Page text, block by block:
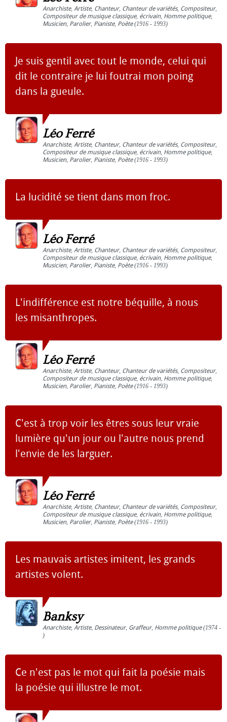
Anarchiste, Artiste, Chanteur, Chanteur de variétés, Compositeur,
Compositeur de musique classique, écrivain, Homme politique,
Musicien, Parolier, Pianiste, Poète(1916 - 1993)
Je suis gentil avec tout le monde, celui qui
dit le contraire je lui foutrai mon poing
dans la gueule.
Léo Ferré
Anarchiste, Artiste, Chanteur, Chanteur de variétés, Compositeur,
Compositeur de musique classique, écrivain, Homme politique,
Musicien, Parolier, Pianiste, Poète(1916 - 1993)
La lucidité se tient dans mon froc.
Léo Ferré
Anarchiste, Artiste, Chanteur, Chanteur de variétés, Compositeur,
Compositeur de musique classique, écrivain, Homme politique,
Musicien, Parolier, Pianiste, Poète(1916 - 1993)
L'indifférence est notre béquille, à nous
les misanthropes.
Léo Ferré
Anarchiste, Artiste, Chanteur, Chanteur de variétés, Compositeur,
Compositeur de musique classique, écrivain, Homme politique,
Musicien, Parolier, Pianiste, Poète(1916 - 1993)
C'est à trop voir les êtres sous leur vraie
lumière qu'un jour ou l'autre nous prend
l'envie de les larguer.
Léo Ferré
Anarchiste, Artiste, Chanteur, Chanteur de variétés, Compositeur,
Compositeur de musique classique, écrivain, Homme politique,
Musicien, Parolier, Pianiste, Poète(1916 - 1993)
Les mauvais artistes imitent, les grands
artistes volent.
Banksy
Anarchiste, Artiste, Dessinateur, Graffeur, Homme politique(1974 -
)
Ce n'est pas le mot qui fait la poésie mais
la poésie qui illustre le mot.